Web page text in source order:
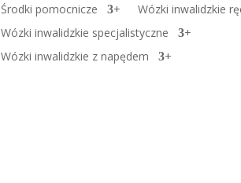
Środki pomocnicze
+ Wózki inwalidzkie
Wózki inwalidzkie specjalistyczne
+
Wózki inwalidzkie z napędem
+